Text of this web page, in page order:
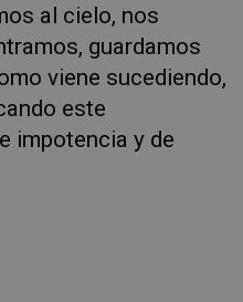
al cielo, nos
guardamos
viene sucediendo,
este
impotencia y de